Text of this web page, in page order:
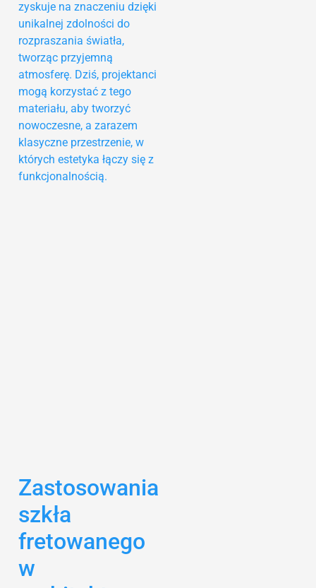
zyskuje na znaczeniu dzięki
unikalnej zdolności do
rozpraszania światła,
tworząc przyjemną
atmosferę. Dziś, projektanci
mogą korzystać z tego
materiału, aby tworzyć
nowoczesne, a zarazem
klasyczne przestrzenie, w
których estetyka łączy się z
funkcjonalnością.
Zastosowania
szkła
fretowanego
w